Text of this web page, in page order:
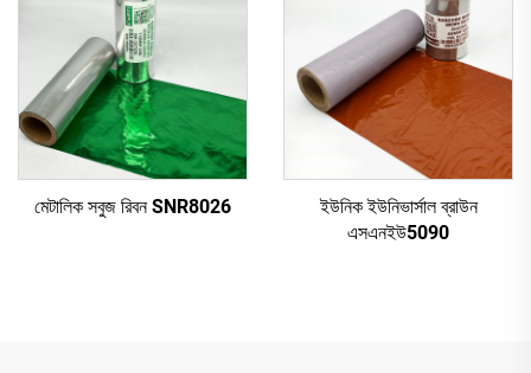
মেটালিক সবুজ রিবন SNR8026
ইউনিক ইউনিভার্সাল ব্রাউন
এসএনইউ5090